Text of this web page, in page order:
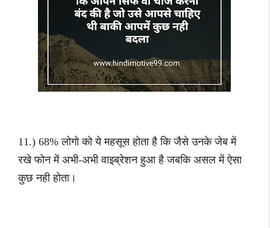
11.) 68% लोगो को ये महसूस होता है कि जैसे उनके जेब में
रखे फोन में अभी-अभी वाइब्रेशन हुआ है जबकि असल में ऐसा
कुछ नही होता।